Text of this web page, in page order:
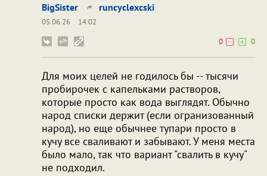
BigSister runcyclexcski
05.06.26
14:02
0
0
Для моих целей не годилось бы -- тысячи
пробирочек с капельками растворов,
которые просто как вода выглядят. Обычно
народ списки держит (если огранизованный
народ), но еще обычнее тупари просто в
кучу все сваливают и забывают. У меня места
было мало, так что вариант "свалить в кучу"
не подходил.